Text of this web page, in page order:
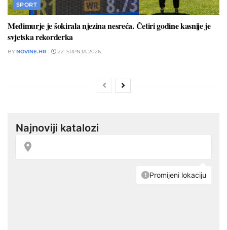
SPORT
Međimurje je šokirala njezina nesreća. Četiri godine kasnije je
svjetska rekorderka
BY NOVINE.HR 22. SRPNJA 2026.